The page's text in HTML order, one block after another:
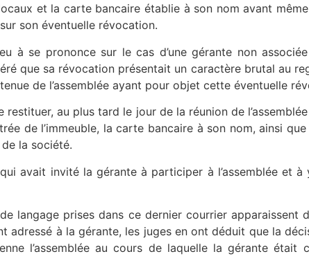
et la carte bancaire établie à son nom avant même
son éventuelle révocation.
à se prononce sur le cas d’une gérante non
que sa révocation présentait un caractère brutal au
de l’assemblée ayant pour objet cette éventuelle
au plus tard le jour de la réunion de
de l’immeuble, la carte bancaire à son nom, ainsi
la société.
avait invité la gérante à participer à l’assemblée et
langage prises dans ce dernier courrier apparaissent
adressé à la gérante, les juges en ont déduit que la
l’assemblée au cours de laquelle la gérante était